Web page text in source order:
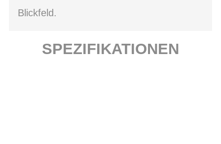
Blickfeld.
SPEZIFIKATIONEN